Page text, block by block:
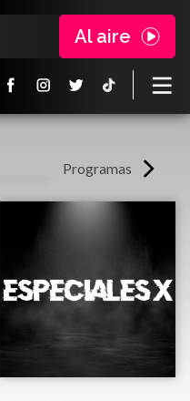
Al aire
Programas